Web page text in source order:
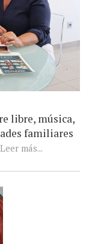
libre, música,
familiares
Leer más...